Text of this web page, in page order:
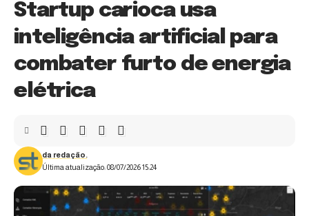
Startup carioca usa
inteligência artificial para
combater furto de energia
elétrica
Última atualização: 08/07/2026 15:24
da redação.